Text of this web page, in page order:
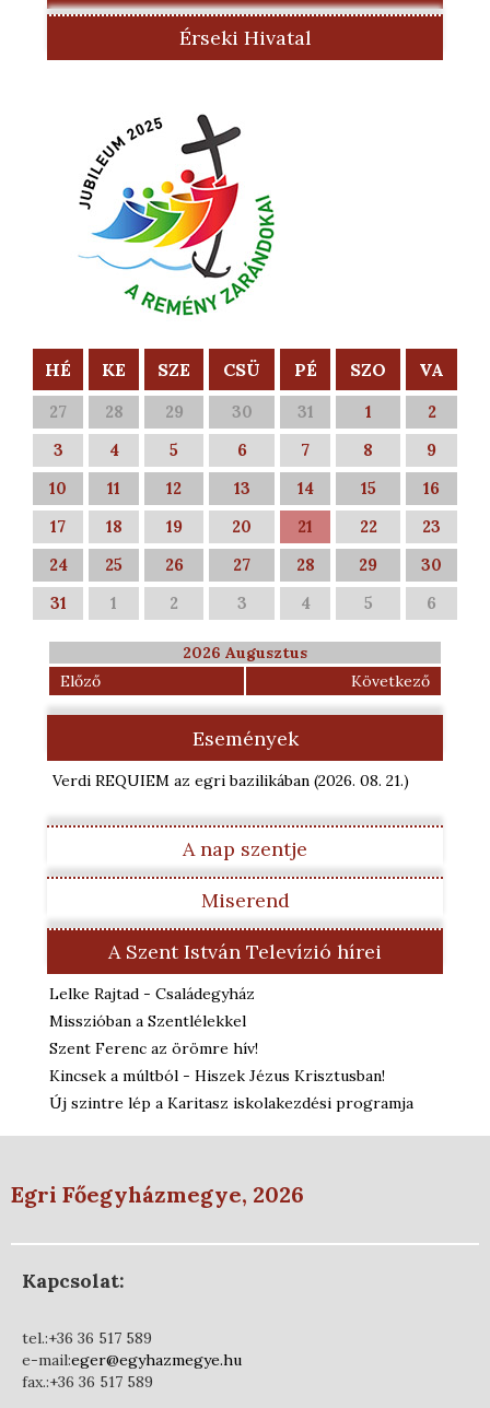
Érseki Hivatal
HÉ KE SZE CSÜ PÉ SZO VA
27 28 29 30 31 1
2
3
4 5 6 7 8
9
10
11 12 13 14 15
16
17
18 19 20 21 22
23
24
25 26 27 28 29
30
31
1 2 3 4 5 6
2026 Augusztus
Előző
Következő
Események
Verdi REQUIEM az egri bazilikában (2026. 08. 21.)
A nap szentje
Miserend
A Szent István Televízió hírei
Lelke Rajtad - Családegyház
Misszióban a Szentlélekkel
Szent Ferenc az örömre hív!
Kincsek a múltból - Hiszek Jézus Krisztusban!
Új szintre lép a Karitasz iskolakezdési programja
Egri Főegyházmegye, 2026
Kapcsolat:
tel.:+36 36 517 589
e-mail:eger@egyhazmegye.hu
fax.:+36 36 517 589